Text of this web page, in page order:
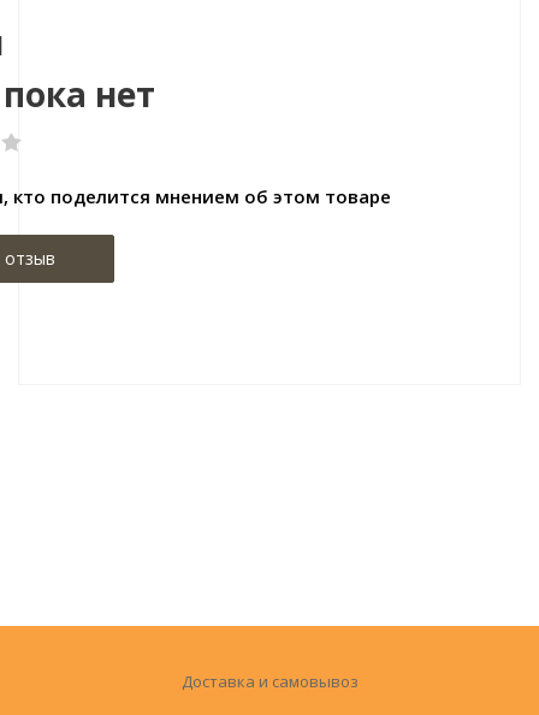
нет
кто поделится мнением об этом товаре
отзыв
Доставка и самовывоз